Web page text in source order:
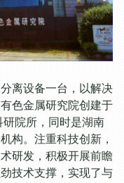
离设备一台，以解决
色金属研究院创建于
院所，同时是湖南
构。注重科技创新，
研发，积极开展前瞻
技术支撑，实现了与